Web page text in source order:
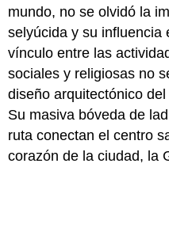
mundo, no se olvidó la
selyúcida y su influencia
vínculo entre las
sociales y religiosas no
diseño arquitectónico
Su masiva bóveda de
ruta conectan el centro
corazón de la ciudad, la